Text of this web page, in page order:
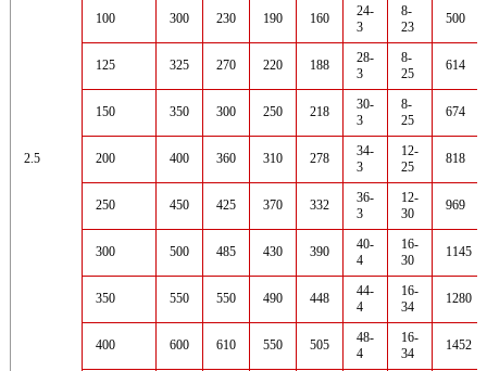
2.5
100 300 230 190 160
24-
3
8-
23
500
125 325 270 220 188
28-
3
8-
25
614
150 350 300 250 218
30-
3
8-
25
674
200 400 360 310 278
34-
3
12-
25
818
250 450 425 370 332
36-
3
12-
30
969
300 500 485 430 390
40-
4
16-
30
1145
350 550 550 490 448
44-
4
16-
34
1280
400 600 610 550 505
48-
4
16-
34
1452